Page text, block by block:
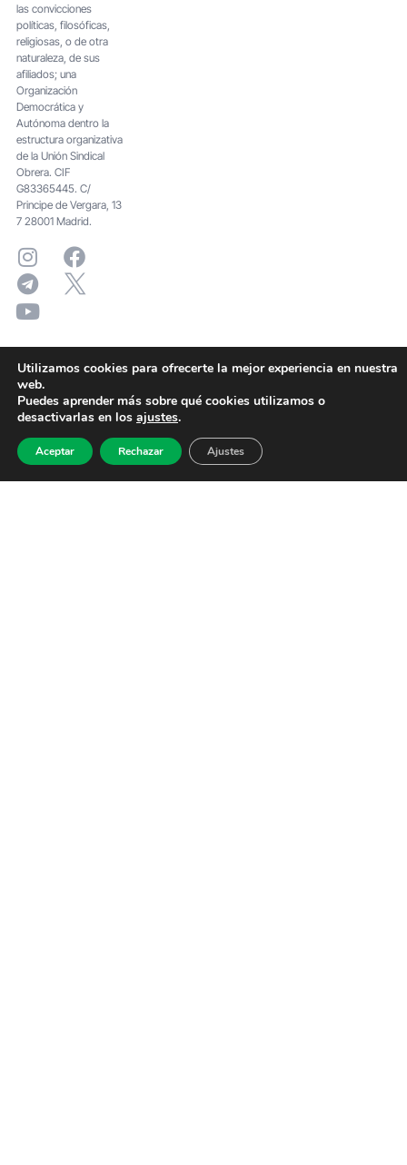
las convicciones
políticas, filosóficas,
religiosas, o de otra
naturaleza, de sus
afiliados; una
Organización
Democrática y
Autónoma dentro la
estructura organizativa
de la Unión Sindical
Obrera. CIF
G83365445. C/
Principe de Vergara, 13
7 28001 Madrid.
Utilizamos cookies para ofrecerte la mejor experiencia en nuestra
web.
Puedes aprender más sobre qué cookies utilizamos o
desactivarlas en los ajustes.
Aceptar Rechazar Ajustes